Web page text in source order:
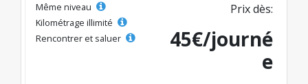
Même niveau
Kilométrage illimité
Rencontrer et saluer
Prix dès:
45€/journé
e